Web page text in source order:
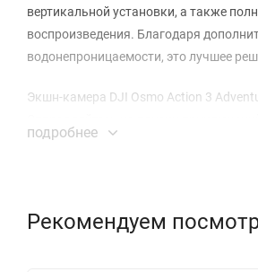
вертикальной установки, а также
воспроизведения. Благодаря
водонепроницаемости, это лучшее
Экшн-камера DJI Osmo Action 3
Сверхширокий угол обзора 155°
цветокоррекции.
подробнее
Рекомендуем